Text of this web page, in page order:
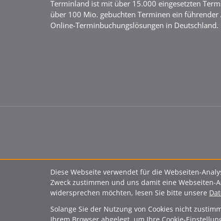
Diese Webseite verwendet für die Webseiten-
Zweck zustimmen und uns damit eine Webseiten-
widersprechen möchten, lesen Sie bitte unsere
Solange Sie der Nutzung von Cookies nicht
Terminland ist mit über 15.000 eingesetzten
über 100 Mio. gebuchten Terminen ein führender
Online-Termin­buchungs­lösungen in Deutschland.